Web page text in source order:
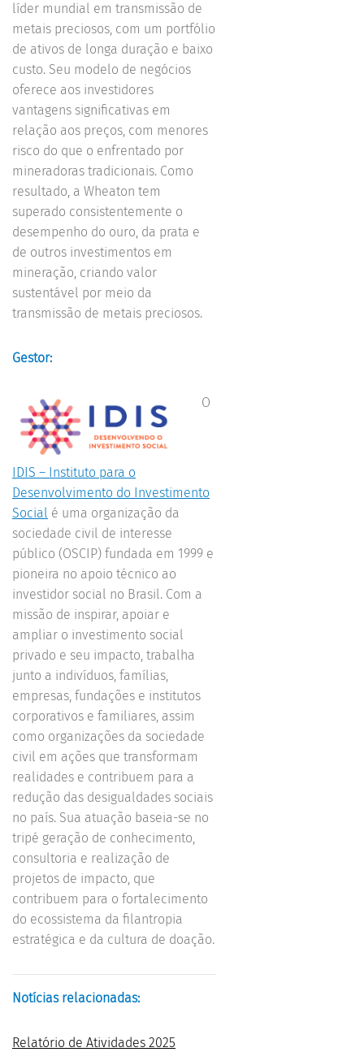
líder mundial em transmissão de
metais preciosos, com um portfólio
de ativos de longa duração e baixo
custo. Seu modelo de negócios
oferece aos investidores
vantagens significativas em
relação aos preços, com menores
risco do que o enfrentado por
mineradoras tradicionais. Como
resultado, a Wheaton tem
superado consistentemente o
desempenho do ouro, da prata e
de outros investimentos em
mineração, criando valor
sustentável por meio da
transmissão de metais preciosos.
Gestor:
O
IDIS – Instituto para o
Desenvolvimento do Investimento
Social é uma organização da
sociedade civil de interesse
público (OSCIP) fundada em 1999 e
pioneira no apoio técnico ao
investidor social no Brasil. Com a
missão de inspirar, apoiar e
ampliar o investimento social
privado e seu impacto, trabalha
junto a indivíduos, famílias,
empresas, fundações e institutos
corporativos e familiares, assim
como organizações da sociedade
civil em ações que transformam
realidades e contribuem para a
redução das desigualdades sociais
no país. Sua atuação baseia-se no
tripé geração de conhecimento,
consultoria e realização de
projetos de impacto, que
contribuem para o fortalecimento
do ecossistema da filantropia
estratégica e da cultura de doação.
Notícias relacionadas:
Relatório de Atividades 2025